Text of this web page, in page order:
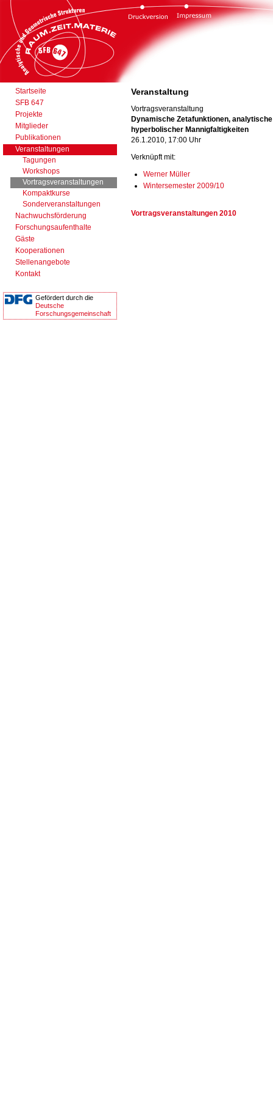
Startseite
SFB 647
Projekte
Mitglieder
Publikationen
Veranstaltungen
Tagungen
Workshops
Vortragsveranstaltungen
Kompaktkurse
Sonderveranstaltungen
Nachwuchsförderung
Forschungsaufenthalte
Gäste
Kooperationen
Stellenangebote
Kontakt
Gefördert durch die
Deutsche
Forschungsgemeinschaft
Veranstaltung
Vortragsveranstaltung
Dynamische Zetafunktionen,
hyperbolischer Mannigfaltigkeiten
26.1.2010, 17:00 Uhr
Verknüpft mit:
Werner Müller
Wintersemester 2009/10
Vortragsveranstaltungen 2010